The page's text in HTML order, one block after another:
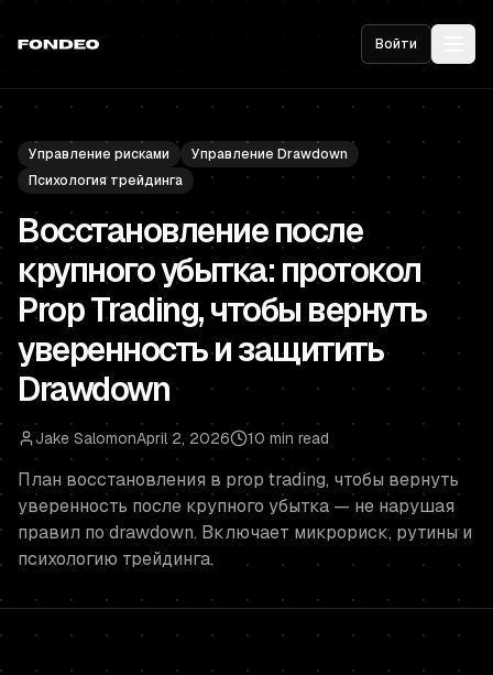
Войти
Управление рисками
Управление Drawdown
Психология трейдинга
Восстановление после
крупного убытка: протокол
Prop Trading, чтобы вернуть
уверенность и защитить
Drawdown
Jake SalomonApril 2, 2026 10 min read
План восстановления в prop trading, чтобы вернуть
уверенность после крупного убытка — не нарушая
правил по drawdown. Включает микрориск, рутины и
психологию трейдинга.